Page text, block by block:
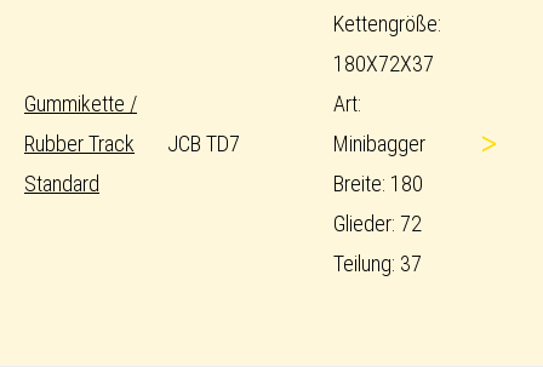
Gummikette /
Rubber Track
Standard
JCB TD7
Kettengröße:
180X72X37
Art:
Minibagger
Breite: 180
Glieder: 72
Teilung: 37
>